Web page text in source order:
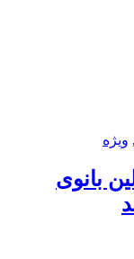
, ویژه
بانوی